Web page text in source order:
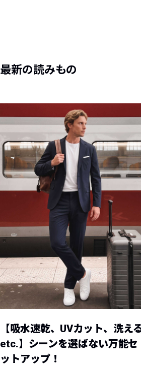
最新の読みもの
【吸水速乾、UVカット、洗え
etc.】シーンを選ばない万能セ
ットアップ！